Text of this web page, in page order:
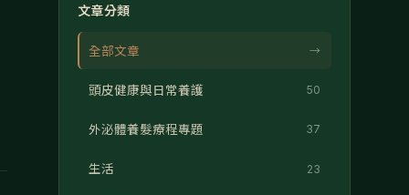
文章分類
全部文章 →
頭皮健康與日常養護 50
外泌體養髮療程專題 37
生活 23